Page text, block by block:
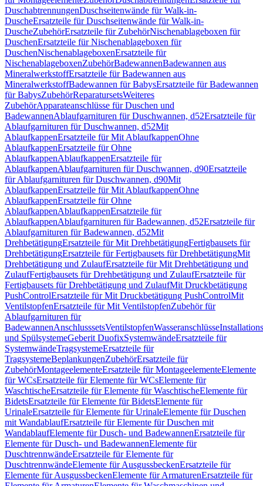
DuschabtrennungenDuschseitenwände für Walk-in-
DuscheErsatzteile für Duschseitenwände für Walk-in-
DuscheZubehörErsatzteile für ZubehörNischenablageboxen für
DuschenErsatzteile für Nischenablageboxen für
DuschenNischenablageboxenErsatzteile für
NischenablageboxenZubehörBadewannenBadewannen aus
MineralwerkstoffErsatzteile für Badewannen aus
MineralwerkstoffBadewannen für BabysErsatzteile für Badewannen
für BabysZubehörReparatursetsWeiteres
ZubehörApparateanschlüsse für Duschen und
BadewannenAblaufgarnituren für Duschwannen, d52Ersatzteile für
Ablaufgarnituren für Duschwannen, d52Mit
AblaufkappenErsatzteile für Mit AblaufkappenOhne
AblaufkappenErsatzteile für Ohne
AblaufkappenAblaufkappenErsatzteile für
AblaufkappenAblaufgarnituren für Duschwannen, d90Ersatzteile
für Ablaufgarnituren für Duschwannen, d90Mit
AblaufkappenErsatzteile für Mit AblaufkappenOhne
AblaufkappenErsatzteile für Ohne
AblaufkappenAblaufkappenErsatzteile für
AblaufkappenAblaufgarnituren für Badewannen, d52Ersatzteile für
Ablaufgarnituren für Badewannen, d52Mit
DrehbetätigungErsatzteile für Mit DrehbetätigungFertigbausets für
DrehbetätigungErsatzteile für Fertigbausets für DrehbetätigungMit
Drehbetätigung und ZulaufErsatzteile für Mit Drehbetätigung und
ZulaufFertigbausets für Drehbetätigung und ZulaufErsatzteile für
Fertigbausets für Drehbetätigung und ZulaufMit Druckbetätigung
PushControlErsatzteile für Mit Druckbetätigung PushControlMit
VentilstopfenErsatzteile für Mit VentilstopfenZubehör für
Ablaufgarnituren für
BadewannenAnschlusssetsVentilstopfenWasseranschlüsse
und SpülsystemeGeberit DuofixSystemwändeErsatzteile für
SystemwändeTragsystemeErsatzteile für
TragsystemeBeplankungenZubehörErsatzteile für
ZubehörMontageelementeErsatzteile für MontageelementeElemente
für WCsErsatzteile für Elemente für WCsElemente für
WaschtischeErsatzteile für Elemente für WaschtischeElemente für
BidetsErsatzteile für Elemente für BidetsElemente für
UrinaleErsatzteile für Elemente für UrinaleElemente für Duschen
mit WandablaufErsatzteile für Elemente für Duschen mit
WandablaufElemente für Dusch- und BadewannenErsatzteile für
Elemente für Dusch- und BadewannenElemente für
DuschtrennwändeErsatzteile für Elemente für
DuschtrennwändeElemente für AusgussbeckenErsatzteile für
Elemente für AusgussbeckenElemente für ArmaturenErsatzteile für